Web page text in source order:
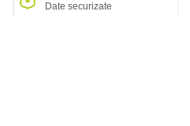
Date securizate